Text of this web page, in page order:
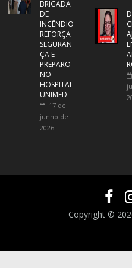
BRIGADA
DE
INCÊNDIO
REFORÇA
SEGURAN
ÇA E
PREPARO
NO
HOSPITAL
UNIMED
17 de
junho de
2026
Copyright ©